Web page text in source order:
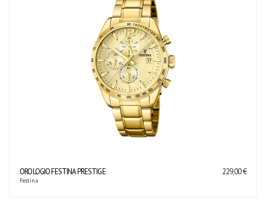
OROLOGIO FESTINA PRESTIGE
Festina
229,00 €